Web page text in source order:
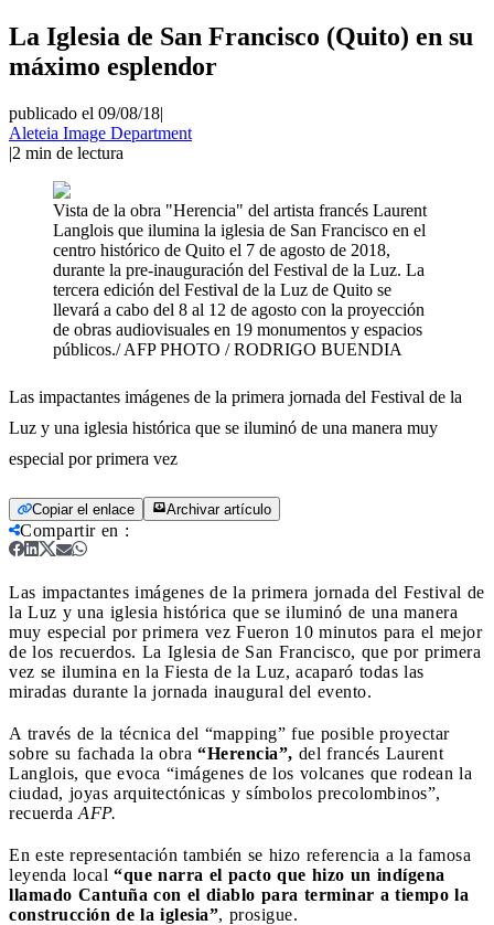
La Iglesia de San Francisco (Quito) en su
máximo esplendor
publicado el 09/08/18|
Aleteia Image Department
|2 min de lectura
Vista de la obra "Herencia" del artista francés Laurent
Langlois que ilumina la iglesia de San Francisco en el
centro histórico de Quito el 7 de agosto de 2018,
durante la pre-inauguración del Festival de la Luz. La
tercera edición del Festival de la Luz de Quito se
llevará a cabo del 8 al 12 de agosto con la proyección
de obras audiovisuales en 19 monumentos y espacios
públicos./ AFP PHOTO / RODRIGO BUENDIA
Las impactantes imágenes de la primera jornada del Festival de la
Luz y una iglesia histórica que se iluminó de una manera muy
especial por primera vez
Copiar el enlace Archivar artículo
Compartir en :
Las impactantes imágenes de la primera jornada del Festival de
la Luz y una iglesia histórica que se iluminó de una manera
muy especial por primera vez Fueron 10 minutos para el mejor
de los recuerdos. La Iglesia de San Francisco, que por primera
vez se ilumina en la Fiesta de la Luz, acaparó todas las
miradas durante la jornada inaugural del evento.
A través de la técnica del “mapping” fue posible proyectar
sobre su fachada la obra “Herencia”, del francés Laurent
Langlois, que evoca “imágenes de los volcanes que rodean la
ciudad, joyas arquitectónicas y símbolos precolombinos”,
recuerda AFP.
En este representación también se hizo referencia a la famosa
leyenda local “que narra el pacto que hizo un indígena
llamado Cantuña con el diablo para terminar a tiempo la
construcción de la iglesia”, prosigue.